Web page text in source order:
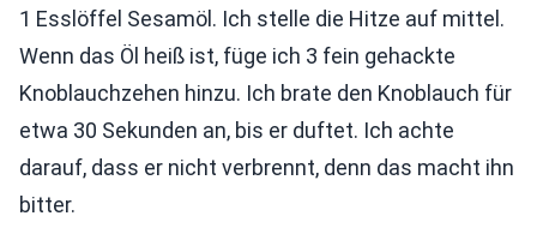
1 Esslöffel Sesamöl. Ich stelle die Hitze auf mittel.
Wenn das Öl heiß ist, füge ich 3 fein gehackte
Knoblauchzehen hinzu. Ich brate den Knoblauch für
etwa 30 Sekunden an, bis er duftet. Ich achte
darauf, dass er nicht verbrennt, denn das macht ihn
bitter.